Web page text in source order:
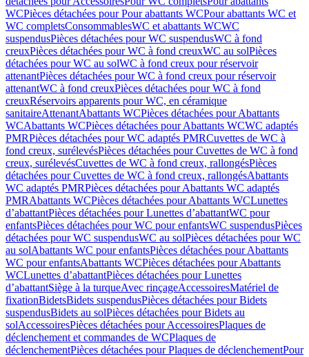
WCPièces détachées pour Pour abattants WCPour abattants WC et
WC completsConsommablesWC et abattants WCWC
suspendusPièces détachées pour WC suspendusWC à fond
creuxPièces détachées pour WC à fond creuxWC au solPièces
détachées pour WC au solWC à fond creux pour réservoir
attenantPièces détachées pour WC à fond creux pour réservoir
attenantWC à fond creuxPièces détachées pour WC à fond
creuxRéservoirs apparents pour WC, en céramique
sanitaireAttenantAbattants WCPièces détachées pour Abattants
WCAbattants WCPièces détachées pour Abattants WCWC adaptés
PMRPièces détachées pour WC adaptés PMRCuvettes de WC à
fond creux, surélevésPièces détachées pour Cuvettes de WC à fond
creux, surélevésCuvettes de WC à fond creux, rallongésPièces
détachées pour Cuvettes de WC à fond creux, rallongésAbattants
WC adaptés PMRPièces détachées pour Abattants WC adaptés
PMRAbattants WCPièces détachées pour Abattants WCLunettes
d’abattantPièces détachées pour Lunettes d’abattantWC pour
enfantsPièces détachées pour WC pour enfantsWC suspendusPièces
détachées pour WC suspendusWC au solPièces détachées pour WC
au solAbattants WC pour enfantsPièces détachées pour Abattants
WC pour enfantsAbattants WCPièces détachées pour Abattants
WCLunettes d’abattantPièces détachées pour Lunettes
d’abattantSiège à la turqueAvec rinçageAccessoiresMatériel de
fixationBidetsBidets suspendusPièces détachées pour Bidets
suspendusBidets au solPièces détachées pour Bidets au
solAccessoiresPièces détachées pour AccessoiresPlaques de
déclenchement et commandes de WCPlaques de
déclenchementPièces détachées pour Plaques de déclenchementPour